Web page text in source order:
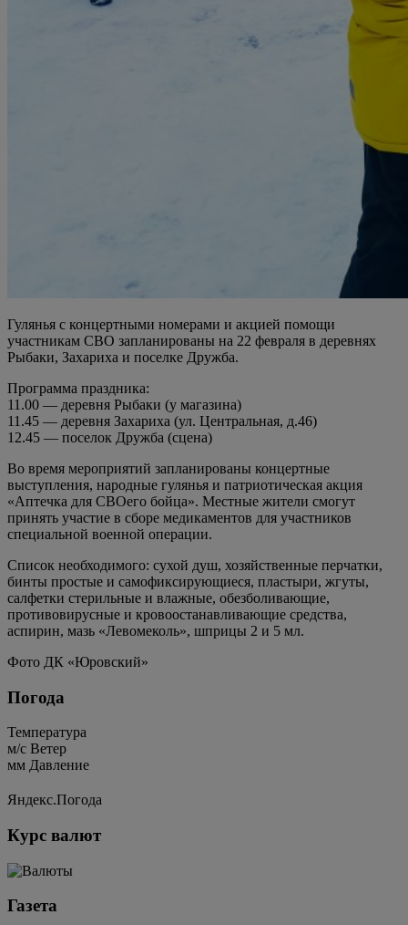
Гулянья с концертными номерами и акцией помощи
участникам СВО запланированы на 22 февраля в деревнях
Рыбаки, Захариха и поселке Дружба.
Программа праздника:
11.00 — деревня Рыбаки (у магазина)
11.45 — деревня Захариха (ул. Центральная, д.46)
12.45 — поселок Дружба (сцена)
Во время мероприятий запланированы концертные
выступления, народные гулянья и патриотическая акция
«Аптечка для СВОего бойца». Местные жители смогут
принять участие в сборе медикаментов для участников
специальной военной операции.
Список необходимого: сухой душ, хозяйственные перчатки,
бинты простые и самофиксирующиеся, пластыри, жгуты,
салфетки стерильные и влажные, обезболивающие,
противовирусные и кровоостанавливающие средства,
аспирин, мазь «Левомеколь», шприцы 2 и 5 мл.
Фото ДК «Юровский»
Погода
Температура
м/c Ветер
мм Давление
Яндекс.Погода
Курс валют
Газета